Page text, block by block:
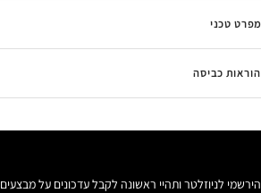
מפרט טכני
הוראות כביסה
הירשמי לניוזלטר ותהיי ראשונה לקבל עדכונים על מבצעים